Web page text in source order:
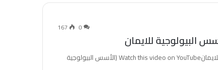
0
167
بيني وبينكم 2011 - الحلقة الحادية عشر - الاسس البيولوجية للايمانWatch this video on YouTube (الأسس البيولوجية